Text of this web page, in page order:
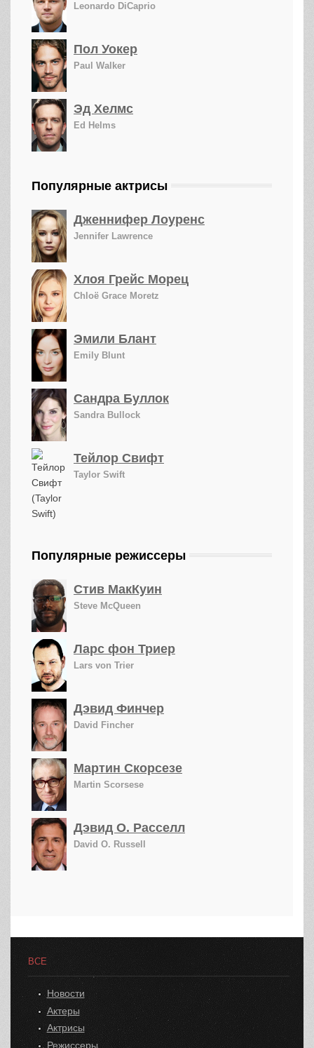
Leonardo DiCaprio
Пол Уокер
Paul Walker
Эд Хелмс
Ed Helms
Популярные актрисы
Дженнифер Лоуренс
Jennifer Lawrence
Хлоя Грейс Морец
Chloë Grace Moretz
Эмили Блант
Emily Blunt
Сандра Буллок
Sandra Bullock
Тейлор Свифт
Taylor Swift
Популярные режиссеры
Стив МакКуин
Steve McQueen
Ларс фон Триер
Lars von Trier
Дэвид Финчер
David Fincher
Мартин Скорсезе
Martin Scorsese
Дэвид О. Расселл
David O. Russell
ВСЕ
Новости
Актеры
Актрисы
Режиссеры